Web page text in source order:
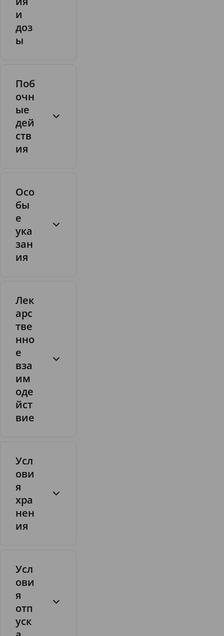
р
д
о
и
д
р
а
т
и
доз
ы
Поб
очн
ые
дей
ств
ия
Осо
бы
е
ука
зан
ия
Лек
арс
тве
нно
е
вза
им
оде
йст
вие
Усл
ови
я
хра
нен
ия
Усл
ови
я
отп
уск